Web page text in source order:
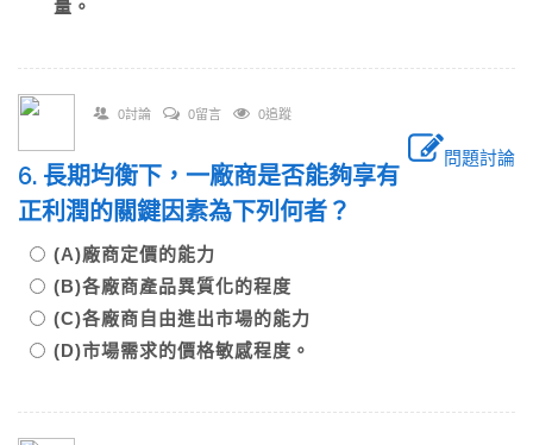
量。
0討論 0留言 0追蹤
問題討論
6. 長期均衡下，一廠商是否能夠享有
正利潤的關鍵因素為下列何者？
(A)廠商定價的能力
(B)各廠商產品異質化的程度
(C)各廠商自由進出市場的能力
(D)市場需求的價格敏感程度。